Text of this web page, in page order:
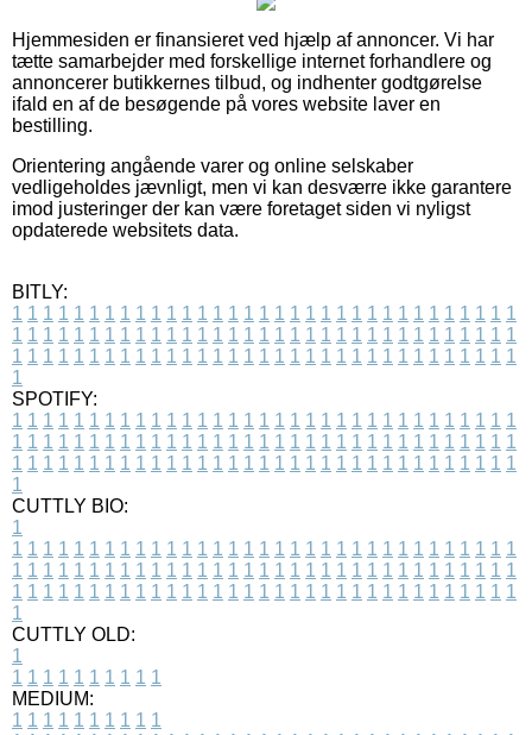
Hjemmesiden er finansieret ved hjælp af annoncer. Vi har
tætte samarbejder med forskellige internet forhandlere og
annoncerer butikkernes tilbud, og indhenter godtgørelse
ifald en af de besøgende på vores website laver en
bestilling.
Orientering angående varer og online selskaber
vedligeholdes jævnligt, men vi kan desværre ikke garantere
imod justeringer der kan være foretaget siden vi nyligst
opdaterede websitets data.
BITLY:
1 1 1 1 1 1 1 1 1 1 1 1 1 1 1 1 1 1 1 1 1 1 1 1 1 1 1 1 1 1 1 1 1
1 1 1 1 1 1 1 1 1 1 1 1 1 1 1 1 1 1 1 1 1 1 1 1 1 1 1 1 1 1 1 1 1
1 1 1 1 1 1 1 1 1 1 1 1 1 1 1 1 1 1 1 1 1 1 1 1 1 1 1 1 1 1 1 1 1
1
SPOTIFY:
1 1 1 1 1 1 1 1 1 1 1 1 1 1 1 1 1 1 1 1 1 1 1 1 1 1 1 1 1 1 1 1 1
1 1 1 1 1 1 1 1 1 1 1 1 1 1 1 1 1 1 1 1 1 1 1 1 1 1 1 1 1 1 1 1 1
1 1 1 1 1 1 1 1 1 1 1 1 1 1 1 1 1 1 1 1 1 1 1 1 1 1 1 1 1 1 1 1 1
1
CUTTLY BIO:
1
1 1 1 1 1 1 1 1 1 1 1 1 1 1 1 1 1 1 1 1 1 1 1 1 1 1 1 1 1 1 1 1 1
1 1 1 1 1 1 1 1 1 1 1 1 1 1 1 1 1 1 1 1 1 1 1 1 1 1 1 1 1 1 1 1 1
1 1 1 1 1 1 1 1 1 1 1 1 1 1 1 1 1 1 1 1 1 1 1 1 1 1 1 1 1 1 1 1 1
1
CUTTLY OLD:
1
1 1 1 1 1 1 1 1 1 1
MEDIUM:
1 1 1 1 1 1 1 1 1 1